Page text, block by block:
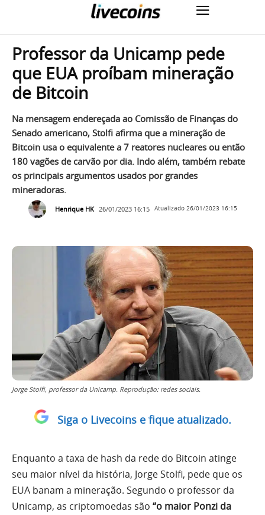
Professor da Unicamp pede
que EUA proíbam mineração
de Bitcoin
Na mensagem endereçada ao Comissão de Finanças do
Senado americano, Stolfi afirma que a mineração de
Bitcoin usa o equivalente a 7 reatores nucleares ou então
180 vagões de carvão por dia. Indo além, também rebate
os principais argumentos usados por grandes
mineradoras.
Henrique HK 26/01/2023 16:15 Atualizado 26/01/2023 16:15
Jorge Stolfi, professor da Unicamp. Reprodução: redes sociais.
Siga o Livecoins e fique atualizado.
Enquanto a taxa de hash da rede do Bitcoin atinge
seu maior nível da história, Jorge Stolfi, pede que os
EUA banam a mineração. Segundo o professor da
Unicamp, as criptomoedas são “o maior Ponzi da